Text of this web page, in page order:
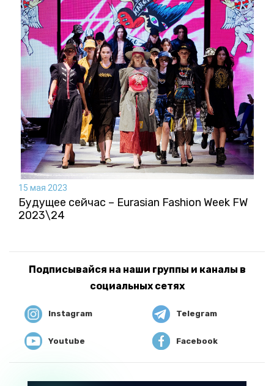
15 мая 2023
Будущее сейчас – Eurasian Fashion Week FW
2023\24
Подписывайся на наши группы и каналы в
социальных сетях
Instagram Telegram
Youtube Facebook